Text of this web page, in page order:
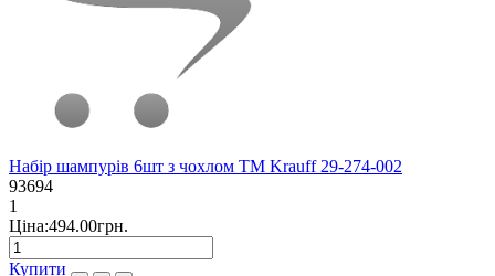
Набір шампурів 6шт з чохлом TM Krauff 29-274-002
93694
1
Ціна:494.00грн.
Купити